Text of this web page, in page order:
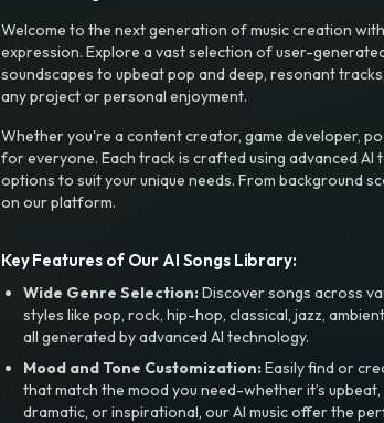
Welcome to the next generation of music creation
expression. Explore a vast selection of user-
soundscapes to upbeat pop and deep, resonant
any project or personal enjoyment.
Whether you're a content creator, game developer,
for everyone. Each track is crafted using advanced
options to suit your unique needs. From background
on our platform.
Key Features of Our AI Songs Library:
Wide Genre Selection:Discover songs across
styles like pop, rock, hip-hop, classical, jazz,
all generated by advanced AI technology.
Mood and Tone Customization:Easily find or
that match the mood you need-whether it’s upbeat,
dramatic, or inspirational, our AI music offer the